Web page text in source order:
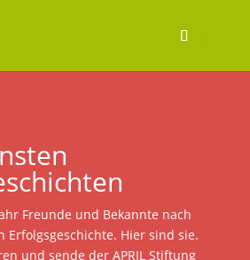
Freunde und Bekannte nach
Erfolgsgeschichte. Hier sind sie.
und sende der APRIL Stiftung